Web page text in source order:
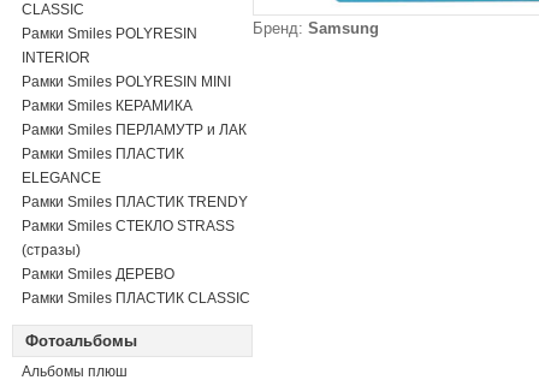
CLASSIC
Рамки Smiles POLYRESIN
INTERIOR
Рамки Smiles POLYRESIN MINI
Рамки Smiles КЕРАМИКА
Рамки Smiles ПЕРЛАМУТР и ЛАК
Рамки Smiles ПЛАСТИК
ELEGANCE
Рамки Smiles ПЛАСТИК TRENDY
Рамки Smiles СТЕКЛО STRASS
(стразы)
Рамки Smiles ДЕРЕВО
Рамки Smiles ПЛАСТИК CLASSIC
Фотоальбомы
Альбомы плюш
Бренд: Samsung